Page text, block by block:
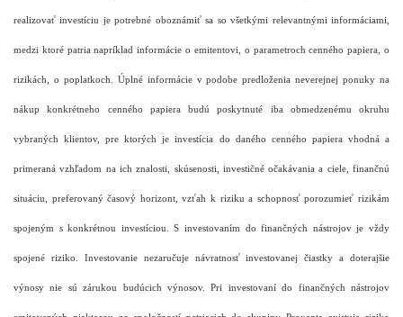
realizovať investíciu je potrebné oboznámiť sa so všetkými relevantnými informáciami,
medzi ktoré patria napríklad informácie o emitentovi, o parametroch cenného papiera, o
rizikách, o poplatkoch. Úplné informácie v podobe predloženia neverejnej ponuky na
nákup konkrétneho cenného papiera budú poskytnuté iba obmedzenému okruhu
vybraných klientov, pre ktorých je investícia do daného cenného papiera vhodná a
primeraná vzhľadom na ich znalosti, skúsenosti, investičné očakávania a ciele, finančnú
situáciu, preferovaný časový horizont, vzťah k riziku a schopnosť porozumieť rizikám
spojeným s konkrétnou investíciou. S investovaním do finančných nástrojov je vždy
spojené riziko. Investovanie nezaručuje návratnosť investovanej čiastky a doterajšie
výnosy nie sú zárukou budúcich výnosov. Pri investovaní do finančných nástrojov